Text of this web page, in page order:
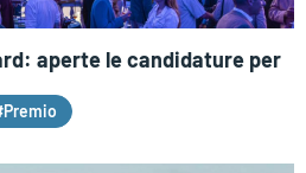
aperte le candidature per